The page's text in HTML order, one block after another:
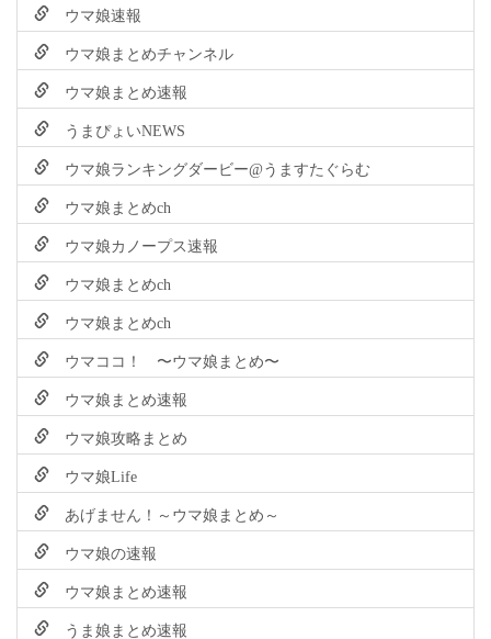
ウマ娘速報
ウマ娘まとめチャンネル
ウマ娘まとめ速報
うまぴょいNEWS
ウマ娘ランキングダービー@うますたぐらむ
ウマ娘まとめch
ウマ娘カノープス速報
ウマ娘まとめch
ウマ娘まとめch
ウマココ！ 〜ウマ娘まとめ〜
ウマ娘まとめ速報
ウマ娘攻略まとめ
ウマ娘Life
あげません！～ウマ娘まとめ～
ウマ娘の速報
ウマ娘まとめ速報
うま娘まとめ速報